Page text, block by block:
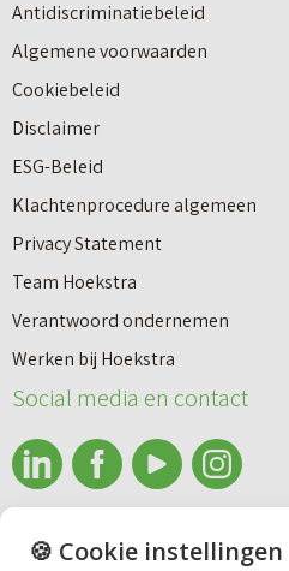
Nieuwbouw
Huren
Bedrijfsmakelaardij
Antidiscriminatiebeleid
Algemene voorwaarden
Cookiebeleid
Disclaimer
ESG-Beleid
Klachtenprocedure algemeen
Privacy Statement
Team Hoekstra
Verantwoord ondernemen
Werken bij Hoekstra
Social media en contact
info@makelaardijhoekstra.nl
🍪 Cookie instellingen